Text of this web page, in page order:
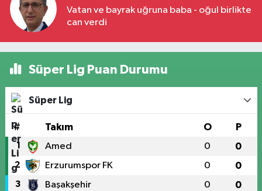
Vatan ve bayrak uğruna baba - oğul birlikte
can verdi
Süper Lig Puan Durumu
Süper Lig
# Takım O P
1 Amed 0 0
2 Erzurumspor FK 0 0
3 Başakşehir 0 0